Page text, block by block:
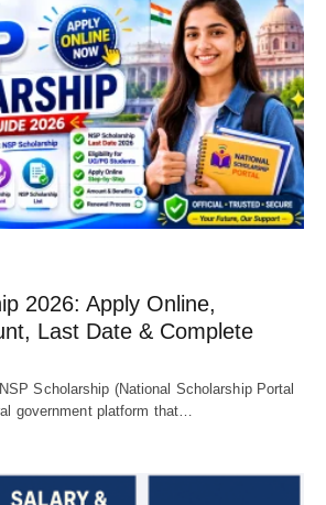
2026: Apply Online,
Last Date & Complete
Scholarship (National Scholarship Portal
government platform that…